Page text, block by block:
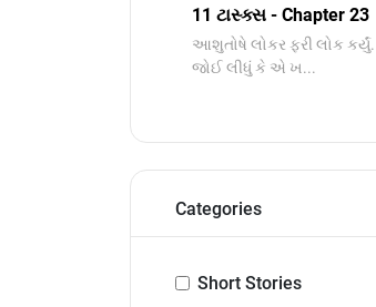
11 ટાસ્ક્સ - Chapter 23
આશુતોષે લોકર ફરી લોક
જોઈ લીધું કે એ ખ...
Categories
Short Stories